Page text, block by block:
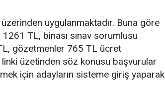
uygulanmaktadır. Buna göre
TL, binası sınav sorumlusu
gözetmenler 765 TL ücret
linki üzetinden söz konusu başvurular
için adayların sisteme giriş yaparak